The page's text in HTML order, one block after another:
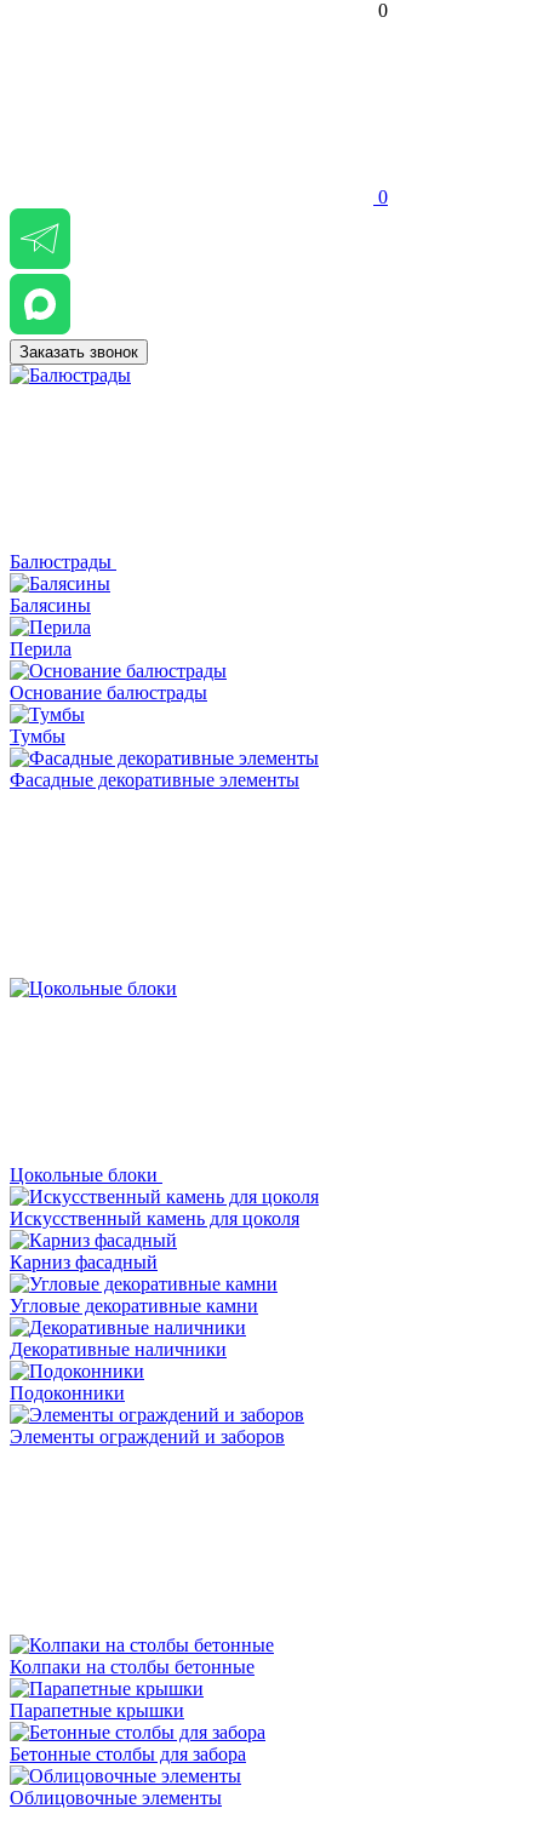
0
0
Заказать звонок
Балюстрады
Балясины
Перила
Основание балюстрады
Тумбы
Фасадные декоративные элементы
Цокольные блоки
Искусственный камень для цоколя
Карниз фасадный
Угловые декоративные камни
Декоративные наличники
Подоконники
Элементы ограждений и заборов
Колпаки на столбы бетонные
Парапетные крышки
Бетонные столбы для забора
Облицовочные элементы